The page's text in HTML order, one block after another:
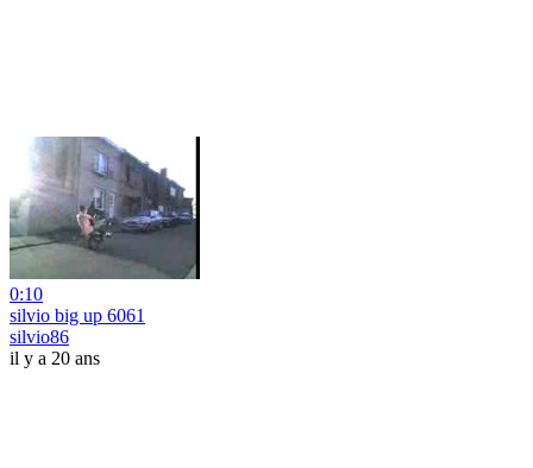
0:10
silvio big up 6061
silvio86
il y a 20 ans